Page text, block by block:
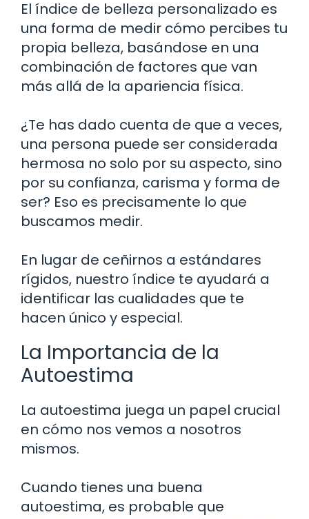
El índice de belleza personalizado es
una forma de medir cómo percibes tu
propia belleza, basándose en una
combinación de factores que van
más allá de la apariencia física.
¿Te has dado cuenta de que a veces,
una persona puede ser considerada
hermosa no solo por su aspecto, sino
por su confianza, carisma y forma de
ser? Eso es precisamente lo que
buscamos medir.
En lugar de ceñirnos a estándares
rígidos, nuestro índice te ayudará a
identificar las cualidades que te
hacen único y especial.
La Importancia de la
Autoestima
La autoestima juega un papel crucial
en cómo nos vemos a nosotros
mismos.
Cuando tienes una buena
autoestima, es probable que